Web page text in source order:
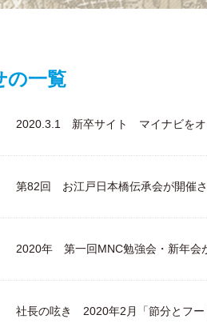
の一覧
2020.3.1 新卒サイト マイナビをオ
第82回 お江戸日本橋伝承会が開催
2020年 第一回MNC勉強会・新年会
社長の呟き 2020年2月「節分とフー